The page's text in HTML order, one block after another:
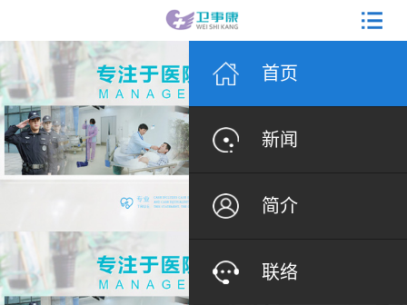
首页
新闻
简介
联络